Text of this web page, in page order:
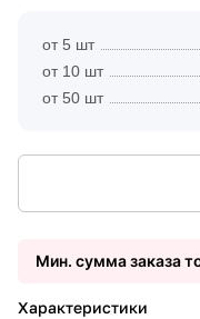
от 5 шт
от 10 шт
от 50 шт
Мин. сумма заказа
Характеристики